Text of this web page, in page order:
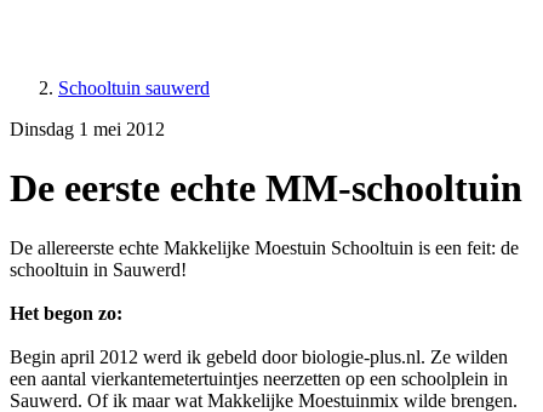
Schooltuin sauwerd
Dinsdag 1 mei 2012
De eerste echte MM-schooltuin
De allereerste echte Makkelijke Moestuin Schooltuin is een feit: de
schooltuin in Sauwerd!
Het begon zo:
Begin april 2012 werd ik gebeld door biologie-plus.nl. Ze wilden
een aantal vierkantemetertuintjes neerzetten op een schoolplein in
Sauwerd. Of ik maar wat Makkelijke Moestuinmix wilde brengen.